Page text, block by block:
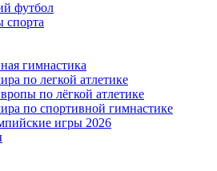
футбол
гимнастика
по легкой атлетике
по лёгкой атлетике
по спортивной гимнастике
игры 2026